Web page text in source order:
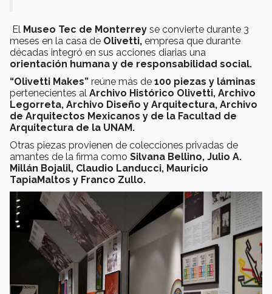
El Museo Tec de Monterrey se convierte durante 3
meses en la casa de Olivetti, empresa que durante
décadas integró en sus acciones diarias una
orientación humana y de responsabilidad social.
“Olivetti Makes” reúne más de 100 piezas y láminas
pertenecientes al Archivo Histórico Olivetti, Archivo
Legorreta, Archivo Diseño y Arquitectura, Archivo
de Arquitectos Mexicanos y de la Facultad de
Arquitectura de la UNAM.
Otras piezas provienen de colecciones privadas de
amantes de la firma como Silvana Bellino, Julio A.
Millán Bojalil, Claudio Landucci, Mauricio
TapiaMaltos y Franco Zullo.